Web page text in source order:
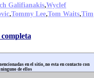
Galifianakis,Wyclef
,Tommy Lee,Tom Waits,Tim
en el sitio, no esta en contacto con
de ellos